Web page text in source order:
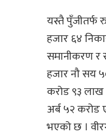
यस्तै पुँजीतर्फ
हजार ६४
समानीकरण र
हजार नौ सय
करोड ९३
अर्ब ५२
भएको छ ।